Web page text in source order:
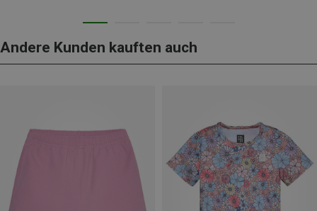
Andere Kunden kauften auch